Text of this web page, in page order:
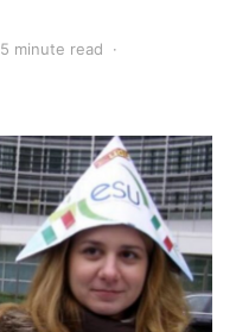
5 minute read